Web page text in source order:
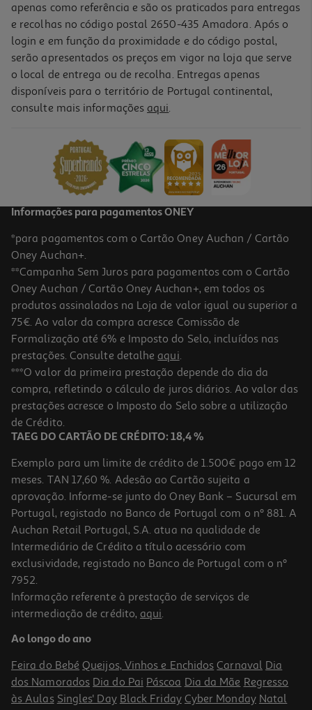
apenas como referência e são os praticados para entregas
e recolhas no código postal 2650-435 Amadora. Após o
login e em função da proximidade e do código postal,
serão apresentados os preços em vigor na loja que serve
o local de entrega ou de recolha. Entregas apenas
disponíveis para o território de Portugal continental,
consulte mais informações aqui.
Informações para pagamentos ONEY
*para pagamentos com o Cartão Oney Auchan / Cartão
Oney Auchan+.
**Campanha Sem Juros para pagamentos com o Cartão
Oney Auchan / Cartão Oney Auchan+, em todos os
produtos assinalados na Loja de valor igual ou superior a
75€. Ao valor da compra acresce Comissão de
Formalização até 6% e Imposto do Selo, incluídos nas
prestações. Consulte detalhe aqui.
***O valor da primeira prestação depende do dia da
compra, refletindo o cálculo de juros diários. Ao valor das
prestações acresce o Imposto do Selo sobre a utilização
de Crédito.
TAEG DO CARTÃO DE CRÉDITO: 18,4 %
Exemplo para um limite de crédito de 1.500€ pago em 12
meses. TAN 17,60 %. Adesão ao Cartão sujeita a
aprovação. Informe-se junto do Oney Bank – Sucursal em
Portugal, registado no Banco de Portugal com o nº 881. A
Auchan Retail Portugal, S.A. atua na qualidade de
Intermediário de Crédito a título acessório com
exclusividade, registado no Banco de Portugal com o nº
7952.
Informação referente à prestação de serviços de
intermediação de crédito, aqui.
Ao longo do ano
Feira do Bebé Queijos, Vinhos e Enchidos Carnaval Dia
dos Namorados Dia do Pai Páscoa Dia da Mãe Regresso
às Aulas Singles' Day Black Friday Cyber Monday Natal